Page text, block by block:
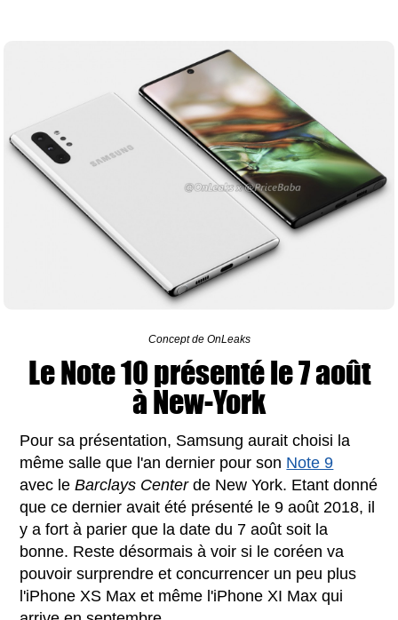
Concept de OnLeaks
Le Note 10 présenté le 7 août
à New-York
Pour sa présentation, Samsung aurait choisi la
même salle que l'an dernier pour son Note 9
avec leBarclays Centerde New York. Etant donné
que ce dernier avait été présenté le 9 août 2018, il
y a fort à parier que la date du 7 août soit la
bonne. Reste désormais à voir si le coréen va
pouvoir surprendre et concurrencer un peu plus
l'iPhone XS Max et même l'iPhone XI Max qui